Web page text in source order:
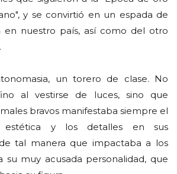
y se convirtió en un espada de
en nuestro país, así como del otro
un torero de clase. No
al vestirse de luces, sino que
bravos manifestaba siempre el
y los detalles en sus
tal manera que impactaba a los
su muy acusada personalidad, que